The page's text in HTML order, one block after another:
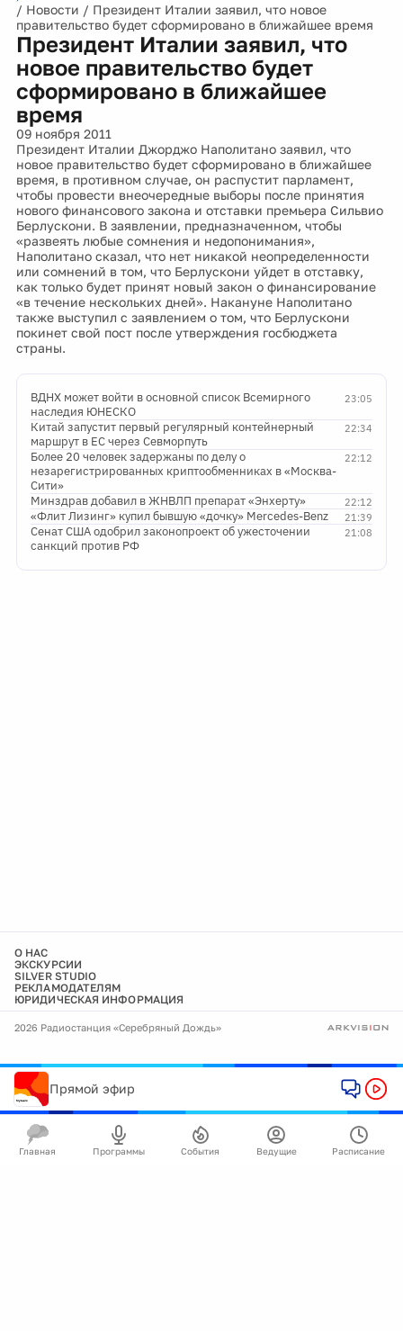
/ Новости / Президент Италии заявил, что новое
правительство будет сформировано в ближайшее время
Президент Италии заявил, что
новое правительство будет
сформировано в ближайшее
время
09 ноября 2011
Президент Италии Джорджо Наполитано заявил, что
новое правительство будет сформировано в ближайшее
время, в противном случае, он распустит парламент,
чтобы провести внеочередные выборы после принятия
нового финансового закона и отставки премьера Сильвио
Берлускони. В заявлении, предназначенном, чтобы
«развеять любые сомнения и недопонимания»,
Наполитано сказал, что нет никакой неопределенности
или сомнений в том, что Берлускони уйдет в отставку,
как только будет принят новый закон о финансирование
«в течение нескольких дней». Накануне Наполитано
также выступил с заявлением о том, что Берлускони
покинет свой пост после утверждения госбюджета
страны.
23:05
ВДНХ может войти в основной список Всемирного
наследия ЮНЕСКО
22:34
Китай запустит первый регулярный контейнерный
маршрут в ЕС через Севморпуть
22:12
Более 20 человек задержаны по делу о
незарегистрированных криптообменниках в «Москва-
Сити»
22:12
Минздрав добавил в ЖНВЛП препарат «Энхерту»
21:39
«Флит Лизинг» купил бывшую «дочку» Mercedes-Benz
21:08
Сенат США одобрил законопроект об ужесточении
санкций против РФ
О НАС
ЭКСКУРСИИ
SILVER STUDIO
РЕКЛАМОДАТЕЛЯМ
ЮРИДИЧЕСКАЯ ИНФОРМАЦИЯ
2026 Радиостанция «Серебряный Дождь»
Прямой эфир
Главная Программы События Ведущие Расписание